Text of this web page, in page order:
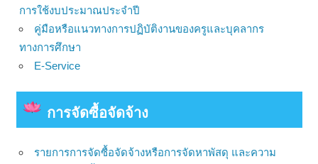
การใช้งบประมาณประจำปี
คู่มือหรือแนวทางการปฏิบัติงานของครูและบุคลากร
ทางการศึกษา
E-Service
การจัดซื้อจัดจ้าง
รายการการจัดซื้อจัดจ้างหรือการจัดหาพัสดุ และความ